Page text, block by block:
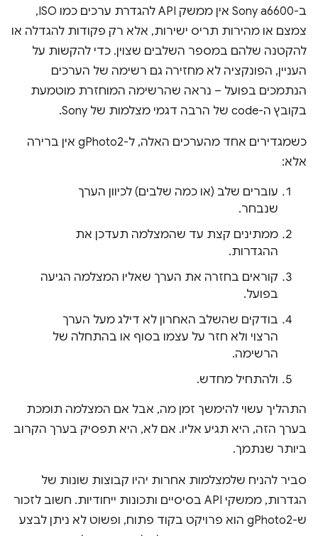
ב-Sony a6600 אין ממשק API להגדרת ערכים כמו ISO,
צמצם או מהירות תריס ישירות, אלא רק פקודות להגדלה או
להקטנה שלהם במספר השלבים שצוין. כדי להקשות על
העניין, הפונקציה לא מחזירה גם רשימה של הערכים
הנתמכים בפועל – נראה שהרשימה המוחזרת מוטמעת
בקובץ ה-code של הרבה דגמי מצלמות של Sony.
כשמגדירים אחד מהערכים האלה, ל-gPhoto2 אין ברירה
אלא:
עוברים שלב (או כמה שלבים) לכיוון הערך
שנבחר.
ממתינים קצת עד שהמצלמה תעדכן את
ההגדרות.
קוראים בחזרה את הערך שאליו המצלמה הגיעה
בפועל.
בודקים שהשלב האחרון לא דילג מעל הערך
הרצוי ולא חזר על עצמו בסוף או בהתחלה של
הרשימה.
ולהתחיל מחדש.
התהליך עשוי להימשך זמן מה, אבל אם המצלמה תומכת
בערך הזה, היא תגיע אליו. אם לא, היא תפסיק בערך הקרוב
ביותר שנתמך.
סביר להניח שלמצלמות אחרות יהיו קבוצות שונות של
הגדרות, ממשקי API בסיסיים ותכונות ייחודיות. חשוב לזכור
ש-gPhoto2 הוא פרויקט בקוד פתוח, ופשוט לא ניתן לבצע